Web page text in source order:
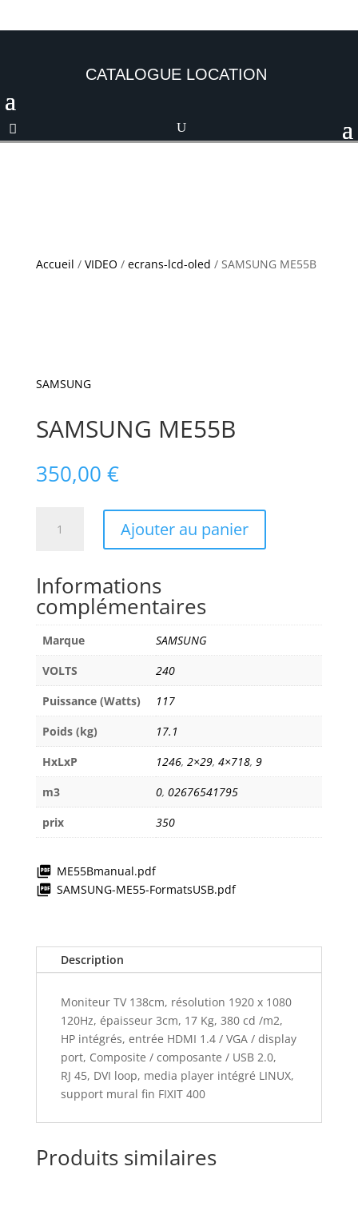
CATALOGUE LOCATION
Accueil / VIDEO / ecrans-lcd-oled / SAMSUNG ME55B
SAMSUNG
SAMSUNG ME55B
350,00 €
Ajouter au panier
Informations
complémentaires
Marque
SAMSUNG
VOLTS
240
Puissance (Watts)
117
Poids (kg)
17.1
HxLxP
1246, 2×29, 4×718, 9
m3
0, 02676541795
prix
350
ME55Bmanual.pdf
SAMSUNG-ME55-FormatsUSB.pdf
Description
Moniteur TV 138cm, résolution 1920 x 1080
120Hz, épaisseur 3cm, 17 Kg, 380 cd /m2,
HP intégrés, entrée HDMI 1.4 / VGA / display
port, Composite / composante / USB 2.0,
RJ 45, DVI loop, media player intégré LINUX,
support mural fin FIXIT 400
Produits similaires